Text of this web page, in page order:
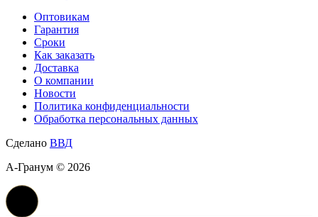
Оптовикам
Гарантия
Сроки
Как заказать
Доставка
О компании
Новости
Политика конфиденциальности
Обработка персональных данных
Сделано ВВД
А-Гранум © 2026